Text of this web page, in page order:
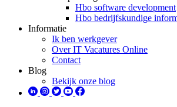
Hbo software development
Hbo bedrijfskundige
Informatie
Ik ben werkgever
Over IT Vacatures Online
Contact
Blog
Bekijk onze blog